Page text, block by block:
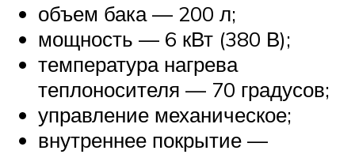
объем бака — 200 л;
мощность — 6 кВт (380 В);
температура нагрева
теплоносителя — 70 градусов;
управление механическое;
внутреннее покрытие —